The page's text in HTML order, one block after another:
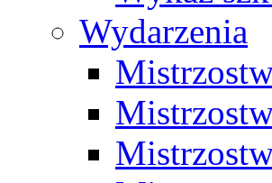
Wydarzenia